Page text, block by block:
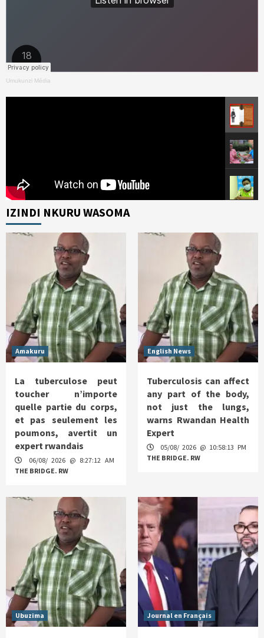
Umukunzi Média
IZINDI NKURU WASOMA
Amakuru
La tuberculose peut
toucher n’importe
quelle partie du corps,
et pas seulement les
poumons, avertit un
expert rwandais
06/08/ 2026 @ 8:27:12 AM
THE BRIDGE. RW
English News
Tuberculosis can affect
any part of the body,
not just the lungs,
warns Rwandan Health
Expert
05/08/ 2026 @ 10:58:13 PM
THE BRIDGE. RW
Ubuzima Journal en Français